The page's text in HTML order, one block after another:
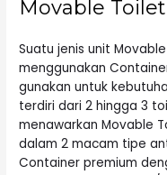
Movable
Suatu jenisunit
menggunakan
gunakan untuk
terdiri dari 2 hingga 3
menawarkan Movable
dalam 2 macam tipe
Container premium